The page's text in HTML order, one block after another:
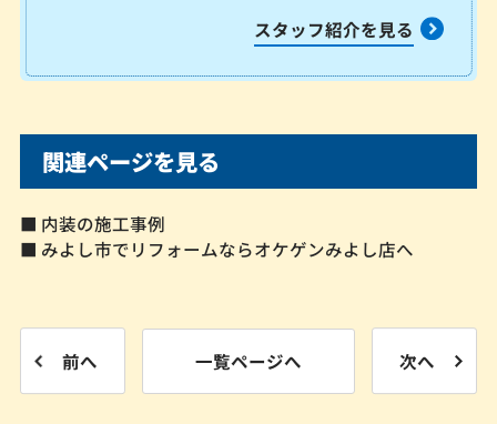
スタッフ紹介を見る
関連ページを見る
■ 内装の施工事例
■ みよし市でリフォームならオケゲンみよし店へ
前へ 一覧ページへ 次へ